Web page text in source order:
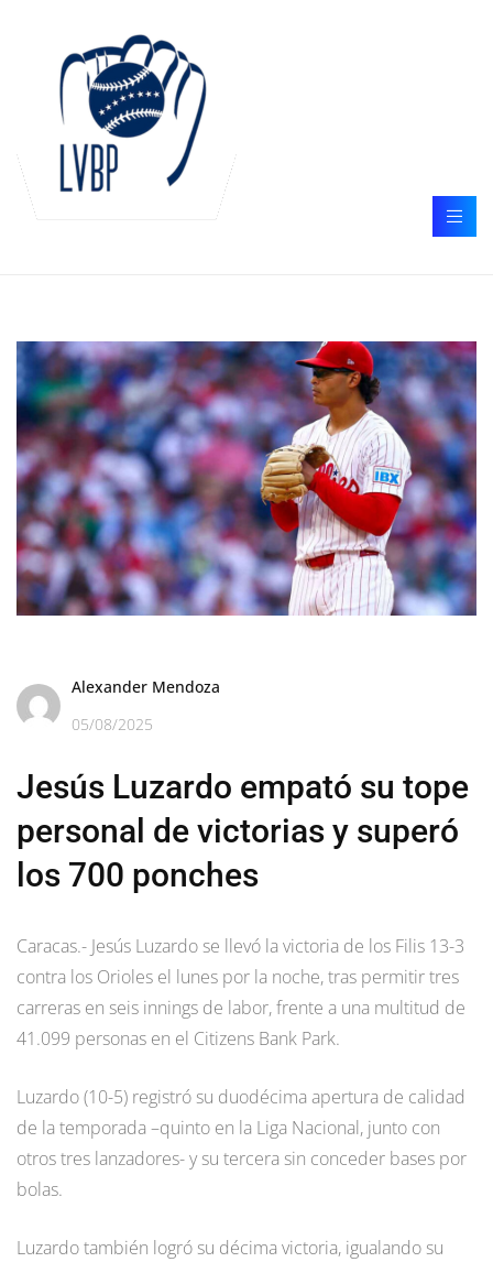
Alexander Mendoza
05/08/2025
Jesús Luzardo empató su tope
personal de victorias y superó
los 700 ponches
Caracas.- Jesús Luzardo se llevó la victoria de los Filis 13-3
contra los Orioles el lunes por la noche, tras permitir tres
carreras en seis innings de labor, frente a una multitud de
41.099 personas en el Citizens Bank Park.
Luzardo (10-5) registró su duodécima apertura de calidad
de la temporada –quinto en la Liga Nacional, junto con
otros tres lanzadores- y su tercera sin conceder bases por
bolas.
Luzardo también logró su décima victoria, igualando su